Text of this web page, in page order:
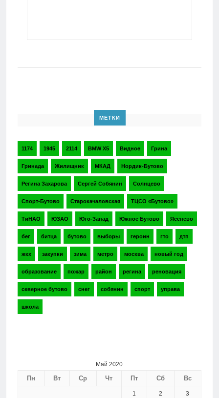
МЕТКИ
1174 1945 2114 BMW X5 Видное Грина
Гринада Жилищник МКАД Нордик-Бутово
Регина Захарова Сергей Собянин Солнцево
Спорт-Бутово Старокачаловская ТЦСО «Бутово»
ТиНАО ЮЗАО Юго-Запад Южное Бутово Ясенево
бег битца бутово выборы героин гто дтп
жкх закупки зима метро москва новый год
образование пожар район регина реновация
северное бутово снег собянин спорт управа
школа
Май 2020
Пн Вт Ср Чт Пт Сб Вс
1 2 3